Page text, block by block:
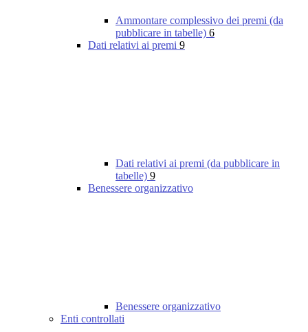
Ammontare complessivo dei premi (da
pubblicare in tabelle) 6
Dati relativi ai premi 9
Dati relativi ai premi (da pubblicare in
tabelle) 9
Benessere organizzativo
Benessere organizzativo
Enti controllati